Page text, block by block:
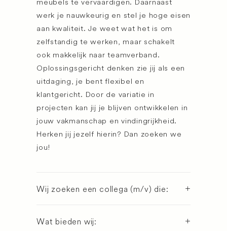
werk je nauwkeurig en stel je hoge eisen
aan kwaliteit. Je weet wat het is om
zelfstandig te werken, maar schakelt
ook makkelijk naar teamverband.
Oplossingsgericht denken zie jij als een
uitdaging, je bent flexibel en
klantgericht. Door de variatie in
projecten kan jij je blijven ontwikkelen in
jouw vakmanschap en vindingrijkheid.
Herken jij jezelf hierin? Dan zoeken we
jou!
Wij zoeken een collega (m/v) die:
Wat bieden wij: